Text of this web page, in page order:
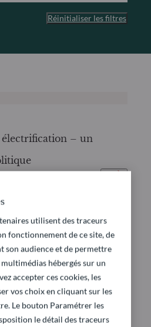
Réinitialiser les filtres
électrification – un
utilisent des traceurs
fonctionnement de ce site, de
son audience et de permettre
hébergés sur un
accepter ces cookies, les
vos choix en cliquant sur les
Le bouton Paramétrer les
le détail des traceurs